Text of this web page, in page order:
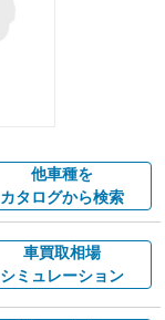
他車種を
カタログから検索
車買取相場
シミュレーション